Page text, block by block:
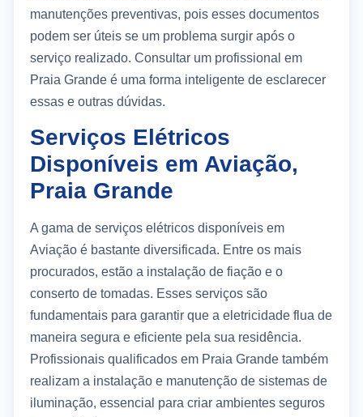
manutenções preventivas, pois esses documentos
podem ser úteis se um problema surgir após o
serviço realizado. Consultar um profissional em
Praia Grande é uma forma inteligente de esclarecer
essas e outras dúvidas.
Serviços Elétricos
Disponíveis em Aviação,
Praia Grande
A gama de serviços elétricos disponíveis em
Aviação é bastante diversificada. Entre os mais
procurados, estão a instalação de fiação e o
conserto de tomadas. Esses serviços são
fundamentais para garantir que a eletricidade flua de
maneira segura e eficiente pela sua residência.
Profissionais qualificados em Praia Grande também
realizam a instalação e manutenção de sistemas de
iluminação, essencial para criar ambientes seguros